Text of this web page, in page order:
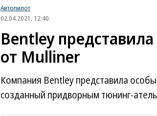
Автопилот
02.04.2021, 12:40
Bentley
от Mulliner
Компания Bentley представила
созданный придворным тюнинг-